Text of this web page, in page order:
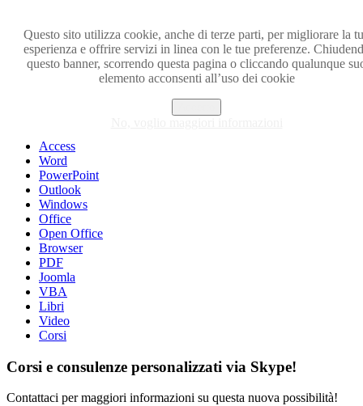
Questo sito utilizza cookie, anche di terze parti, per migliorare la
esperienza e offrire servizi in linea con le tue preferenze.
questo banner, scorrendo questa pagina o cliccando qualunque
elemento acconsenti all’uso dei cookie
Visita i forum di SOS-OFFICE
Access
Word
PowerPoint
Outlook
Windows
Office
Open Office
Browser
PDF
Joomla
VBA
Libri
Video
Corsi
Corsi e consulenze personalizzati via Skype!
Contattaci per maggiori informazioni su questa nuova possibilità!